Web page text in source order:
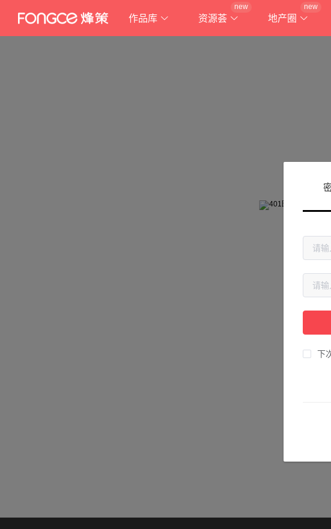
作品库 资源荟
new
地产圈
new
下